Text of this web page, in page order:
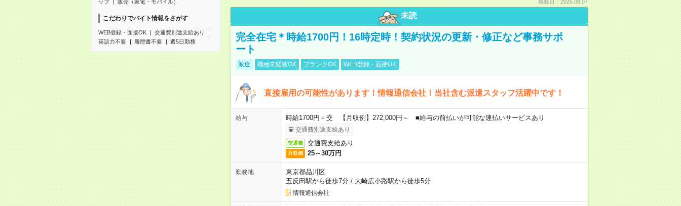
ッフ
販売（家電・モバイル）
こだわりでバイト情報をさがす
WEB登録・面接OK
交通費別途支給あり
英語力不要
履歴書不要 週5日勤務
掲載日：2026.08.07
未読
完全在宅＊時給1700円！16時定時！契約状況の更新・修正など事務サポ
ート
派遣 職種未経験OK ブランクOK WEB登録・面接OK
直接雇用の可能性があります！情報通信会社！当社含む派遣スタッフ活躍中です！
給与 時給1700円＋交 【月収例】272,000円～ ■給与の前払いが可能な速払いサービスあり
交通費別途支給あり
交通費 交通費支給あり
月収例 25～30万円
勤務地
東京都品川区
五反田駅から徒歩7分/ 大崎広小路駅から徒歩5分
情報通信会社